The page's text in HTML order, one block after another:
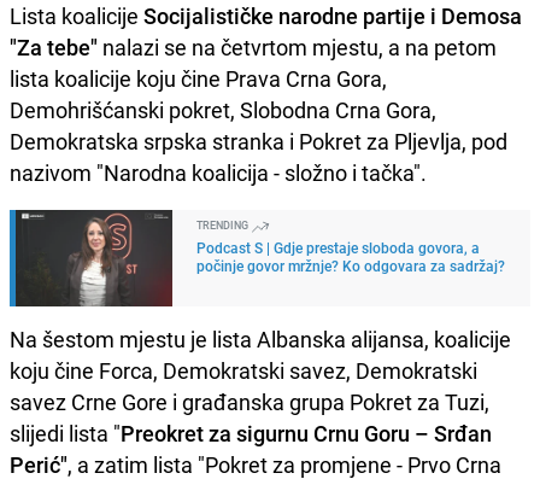
Lista koalicije Socijalističke narodne partije i Demosa
"Za tebe" nalazi se na četvrtom mjestu, a na petom
lista koalicije koju čine Prava Crna Gora,
Demohrišćanski pokret, Slobodna Crna Gora,
Demokratska srpska stranka i Pokret za Pljevlja, pod
nazivom "Narodna koalicija - složno i tačka".
TRENDING
Podcast S | Gdje prestaje sloboda govora, a
počinje govor mržnje? Ko odgovara za sadržaj?
Na šestom mjestu je lista Albanska alijansa, koalicije
koju čine Forca, Demokratski savez, Demokratski
savez Crne Gore i građanska grupa Pokret za Tuzi,
slijedi lista "Preokret za sigurnu Crnu Goru – Srđan
Perić", a zatim lista "Pokret za promjene - Prvo Crna